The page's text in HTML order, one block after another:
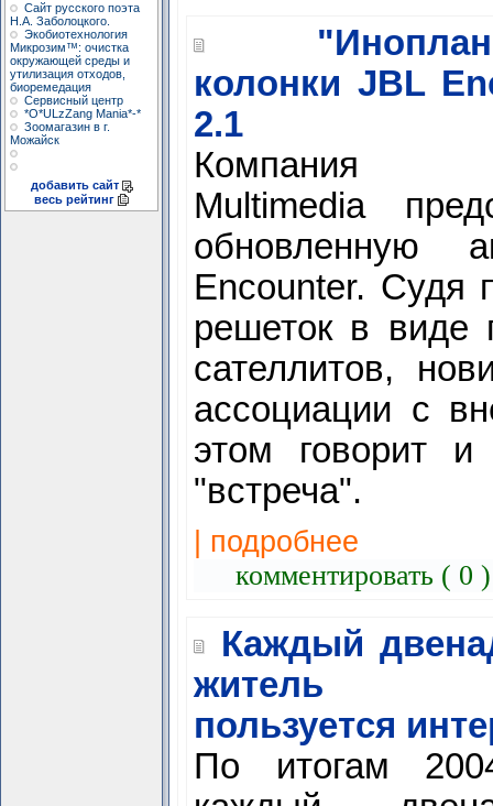
Сайт русского поэта
Н.А. Заболоцкого.
Экобиотехнология
Микрозим™: очистка
окружающей среды и
утилизация отходов,
биоремедация
Сервисный центр
*О*ULzZang Mania*-*
Зоомагазин в г.
Можайск
добавить сайт
весь рейтинг
колонки JBL
2.1
Компания
Multimedia
обновленную
Encounter. Судя
решеток в виде
сателлитов,
ассоциации с
этом говорит
"встреча".
| подробнее
комментировать ( 0
Каждый
житель
пользуется
По итогам